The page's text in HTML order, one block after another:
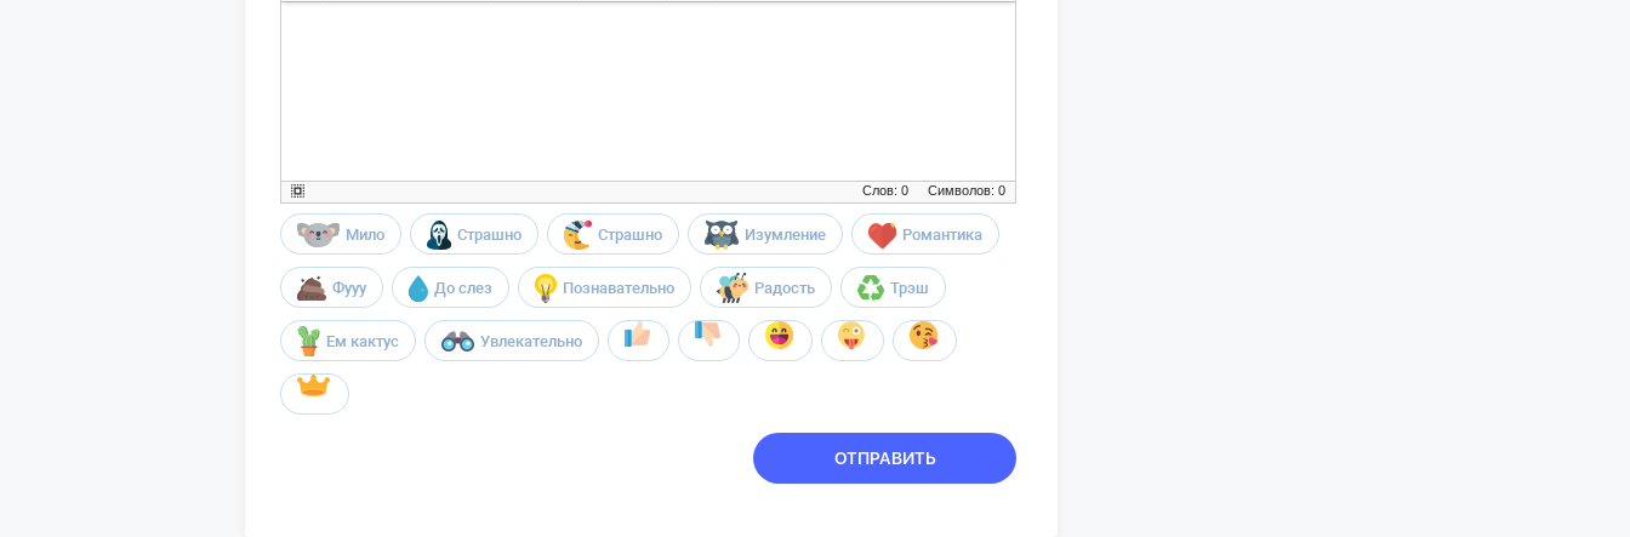
Символов: 0
Слов: 0
Мило Страшно Страшно Изумление Романтика
Фууу До слез Познавательно Радость Трэш
Ем кактус Увлекательно
ОТПРАВИТЬ